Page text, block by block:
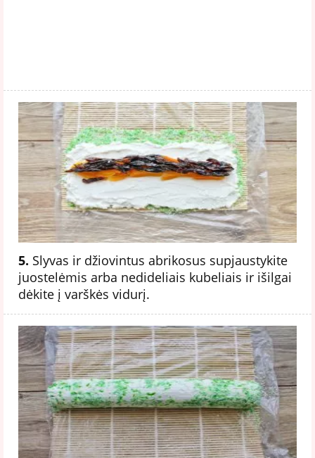
5. Slyvas ir džiovintus abrikosus supjaustykite
juostelėmis arba nedideliais kubeliais ir išilgai
dėkite į varškės vidurį.